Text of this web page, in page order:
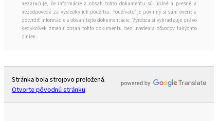
nezaručuje, že informácie a obsah tohto dokumentu sú úplné a presné a
nezodpovedá za výsledky ich použitia. Používateľ je povinný si sám overiť a
potvrdiť informácie a obsah tejto dokumentácie. Výrobca si vyhradzuje právo
kedykoľvek zmeniť obsah tohto dokumentu bez uvedenia dôvodov takýchto
zmien.
Stránka bola strojovo preložená.
Otvorte pôvodnú stránku